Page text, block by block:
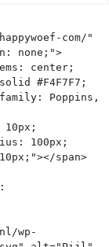
com/"
none;">
#F4F7F7;
Poppins,
100px;
span>